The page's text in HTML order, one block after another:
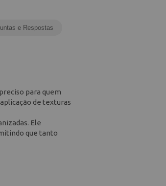
e Respostas
para quem
de texturas
Ele
que tanto